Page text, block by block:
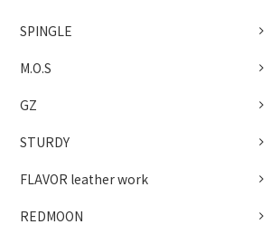
SPINGLE
M.O.S
GZ
STURDY
FLAVOR leather work
REDMOON